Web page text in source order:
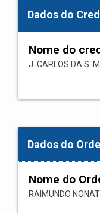
Dados do
Nome do
J. CARLOS DA S.
Dados do
Nome do
RAIMUNDO